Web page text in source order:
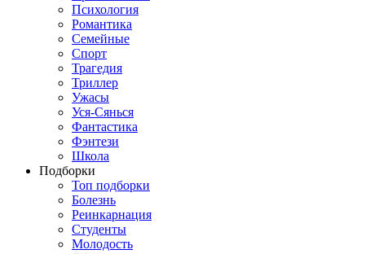
Психология
Романтика
Семейные
Спорт
Трагедия
Триллер
Ужасы
Уся-Сянься
Фантастика
Фэнтези
Школа
Подборки
Топ подборки
Болезнь
Реинкарнация
Студенты
Молодость